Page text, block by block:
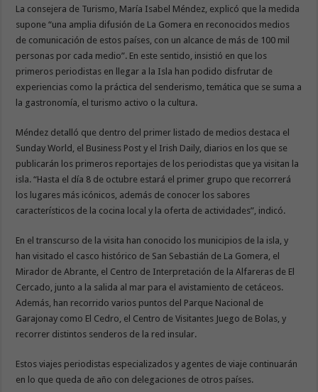
La consejera de Turismo, María Isabel Méndez, explicó que la medida
supone “una amplia difusión de La Gomera en reconocidos medios
de comunicación de estos países, con un alcance de más de 100 mil
personas por cada medio”. En este sentido, insistió en que los
primeros periodistas en llegar a la Isla han podido disfrutar de
experiencias como la práctica del senderismo, temática que se suma a
la gastronomía, el turismo activo o la cultura.
Méndez detalló que dentro del primer listado de medios destaca el
Sunday World, el Business Post y el Irish Daily, diarios en los que se
publicarán los primeros reportajes de los periodistas que ya visitan la
isla. “Hasta el día 8 de octubre estará el primer grupo que recorrerá
los lugares más icónicos, además de conocer los sabores
característicos de la cocina local y la oferta de actividades”, indicó.
En el transcurso de la visita han conocido los municipios de la isla, y
han visitado el casco histórico de San Sebastián de La Gomera, el
Mirador de Abrante, el Centro de Interpretación de la Alfareras de El
Cercado, junto a la salida al mar para el avistamiento de cetáceos.
Además, han recorrido varios puntos del Parque Nacional de
Garajonay como El Cedro, el Centro de Visitantes Juego de Bolas, y
recorrer distintos senderos de la red insular.
Estos viajes periodistas especializados y agentes de viaje continuarán
en lo que queda de año con delegaciones de otros países.